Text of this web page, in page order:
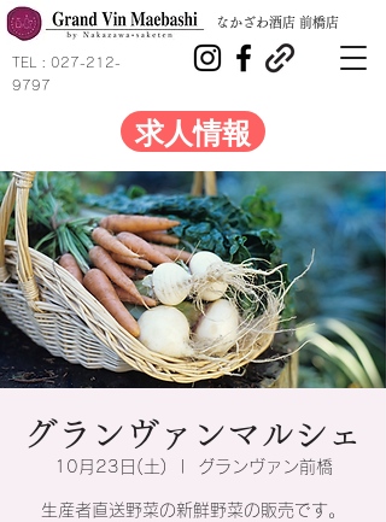
TEL : 027-212-
9797
​なかざわ酒店 前橋店
求人情報
グランヴァンマルシェ
10月23日(土) グランヴァン前橋
生産者直送野菜の新鮮野菜の販売です。